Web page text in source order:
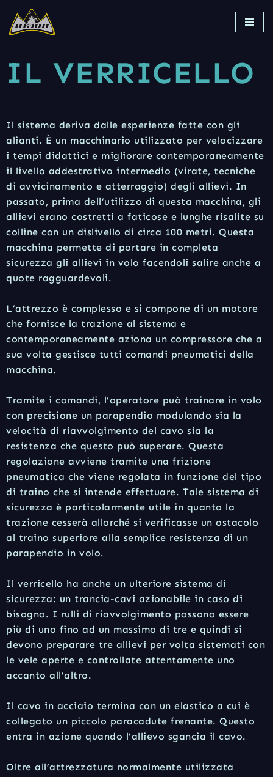
Vai
IL VERRICELLO
Il sistema deriva dalle esperienze fatte con gli
alianti. È un macchinario utilizzato per velocizzare
i tempi didattici e migliorare contemporaneamente
il livello addestrativo intermedio (virate, tecniche
di avvicinamento e atterraggio) degli allievi. In
passato, prima dell’utilizzo di questa macchina, gli
allievi erano costretti a faticose e lunghe risalite su
colline con un dislivello di circa 100 metri. Questa
macchina permette di portare in completa
sicurezza gli allievi in volo facendoli salire anche a
quote ragguardevoli.
L’attrezzo è complesso e si compone di un motore
che fornisce la trazione al sistema e
contemporaneamente aziona un compressore che a
sua volta gestisce tutti comandi pneumatici della
macchina.
Tramite i comandi, l’operatore può trainare in volo
con precisione un parapendio modulando sia la
velocità di riavvolgimento del cavo sia la
resistenza che questo può superare. Questa
regolazione avviene tramite una frizione
pneumatica che viene regolata in funzione del tipo
di traino che si intende effettuare. Tale sistema di
sicurezza è particolarmente utile in quanto la
trazione cesserà allorché si verificasse un ostacolo
al traino superiore alla semplice resistenza di un
parapendio in volo.
Il verricello ha anche un ulteriore sistema di
sicurezza: un trancia-cavi azionabile in caso di
bisogno. I rulli di riavvolgimento possono essere
più di uno fino ad un massimo di tre e quindi si
devono preparare tre allievi per volta sistemati con
le vele aperte e controllate attentamente uno
accanto all’altro.
Il cavo in acciaio termina con un elastico a cui è
collegato un piccolo paracadute frenante. Questo
entra in azione quando l’allievo sgancia il cavo.
Oltre all’attrezzatura normalmente utilizzata